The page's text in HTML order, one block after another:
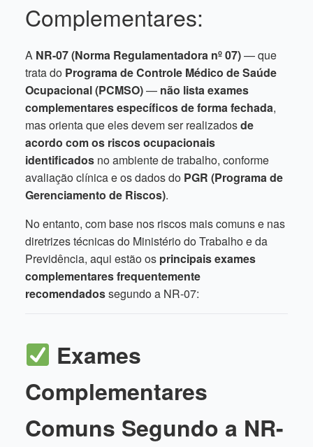
Complementares:
A NR-07 (Norma Regulamentadora nº 07)— que
trata do Programa de Controle Médico de Saúde
Ocupacional (PCMSO)— não lista exames
complementares específicos de forma fechada,
mas orienta que eles devem ser realizadosde
acordo com os riscos ocupacionais
identificados no ambiente de trabalho, conforme
avaliação clínica e os dados do PGR (Programa de
Gerenciamento de Riscos).
No entanto, com base nos riscos mais comuns e nas
diretrizes técnicas do Ministério do Trabalho e da
Previdência, aqui estão os principais exames
complementares frequentemente
recomendadossegundo a NR-07:
Exames
Complementares
Comuns Segundo a NR-